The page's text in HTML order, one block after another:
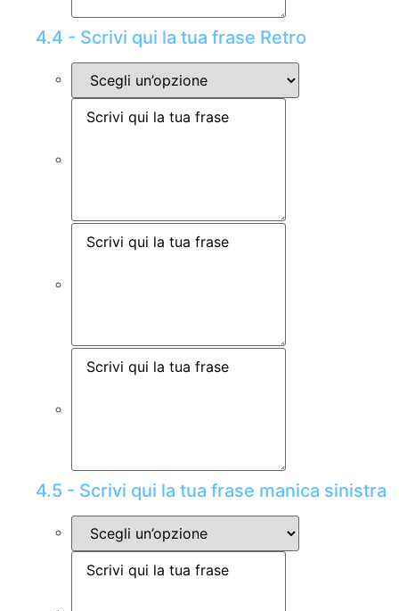
4.4 - Scrivi qui la tua frase Retro
4.5 - Scrivi qui la tua frase manica sinistra